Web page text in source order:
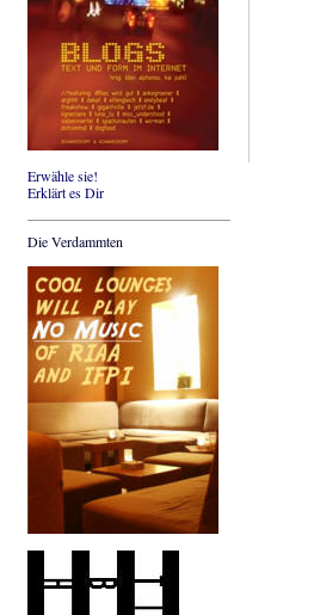
Erwähle sie!
Erklärt es Dir
Die Verdammten